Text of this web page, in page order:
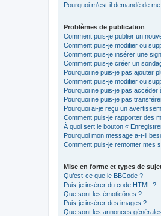
Pourquoi m’est-il demandé de
Problèmes de publication
Comment puis-je publier un
Comment puis-je modifier ou
Comment puis-je insérer une
Comment puis-je créer un
Pourquoi ne puis-je pas ajouter
Comment puis-je modifier ou
Pourquoi ne puis-je pas accéder
Pourquoi ne puis-je pas
Pourquoi ai-je reçu un
Comment puis-je rapporter des
À quoi sert le bouton «
Pourquoi mon message a-t-il
Comment puis-je remonter mes
Mise en forme et types de
Qu’est-ce que le BBCode ?
Puis-je insérer du code HTML ?
Que sont les émoticônes ?
Puis-je insérer des images ?
Que sont les annonces